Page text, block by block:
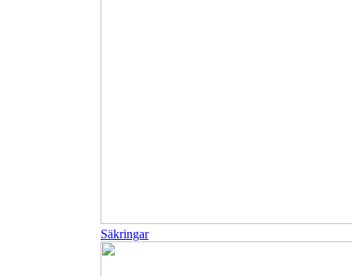
Säkringar